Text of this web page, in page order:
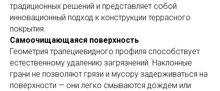
традиционных решений и представляет собой
инновационный подход к конструкции террасного
покрытия.
Самоочищающаяся поверхность
Геометрия трапециевидного профиля способствует
естественному удалению загрязнений. Наклонные
грани не позволяют грязи и мусору задерживаться на
поверхности — они легко смываются дождем или